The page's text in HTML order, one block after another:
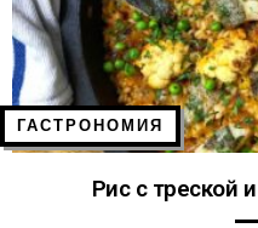
ГАСТРОНОМИЯ
Рис с треской